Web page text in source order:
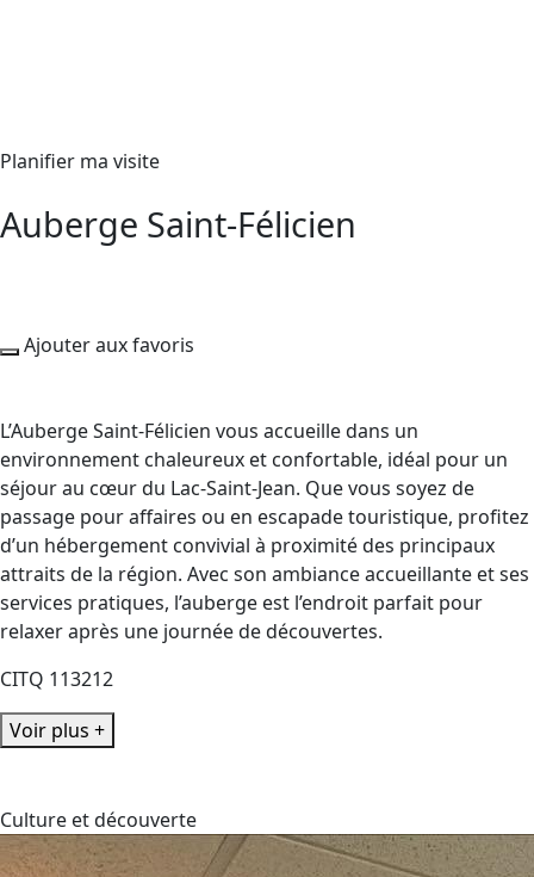
Planifier ma visite
Auberge Saint-Félicien
Ajouter aux favoris
L’Auberge Saint‑Félicien vous accueille dans un
environnement chaleureux et confortable, idéal pour un
séjour au cœur du Lac‑Saint‑Jean. Que vous soyez de
passage pour affaires ou en escapade touristique, profitez
d’un hébergement convivial à proximité des principaux
attraits de la région. Avec son ambiance accueillante et ses
services pratiques, l’auberge est l’endroit parfait pour
relaxer après une journée de découvertes.
CITQ 113212
Voir plus +
Culture et découverte